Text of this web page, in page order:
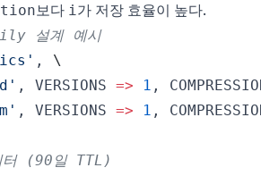
보다 i가 저장 효율이 높다.
설계 예시
, \
, VERSIONS => 1 ,
, VERSIONS => 1 ,
(90일 TTL)